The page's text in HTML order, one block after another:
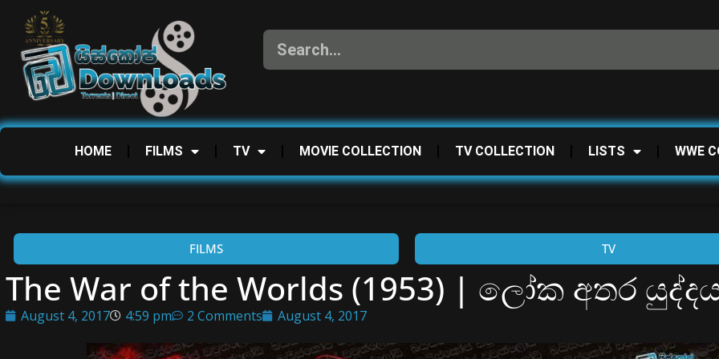
HOME FILMS TV MOVIE COLLECTION TV COLLECTION LISTS WWE
FILMS TV
The War of the Worlds (1953) | ලෝක අතර
August 4, 2017 4:59 pm 2 Comments August 4, 2017